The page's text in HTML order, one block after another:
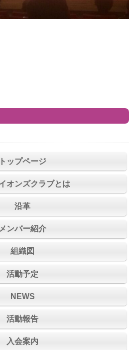
トップページ
オンズクラブとは
沿革
メンバー紹介
組織図
活動予定
NEWS
活動報告
入会案内